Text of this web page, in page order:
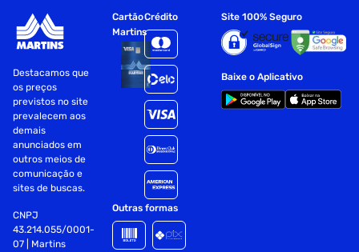
Destacamos que
os preços
previstos no site
prevalecem aos
demais
anunciados em
outros meios de
comunicação e
sites de buscas.
CNPJ
43.214.055/0001-
07 | Martins
Cartão
Martins
Crédito
Outras formas
Site 100% Seguro
Baixe o Aplicativo